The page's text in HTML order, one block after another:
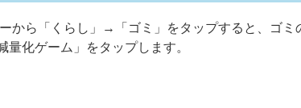
から「くらし」→「ゴミ」をタップすると、ゴミ
化ゲーム」をタップします。